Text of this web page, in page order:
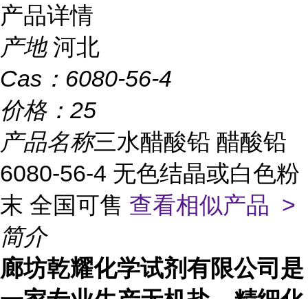
产品详情
产地 河北
Cas： 6080-56-4
价格： 25
产品名称三水醋酸铅 醋酸铅
6080-56-4 无色结晶或白色粉
末 全国可售 查看相似产品 >
简介
廊坊乾耀化学试剂有限公司是